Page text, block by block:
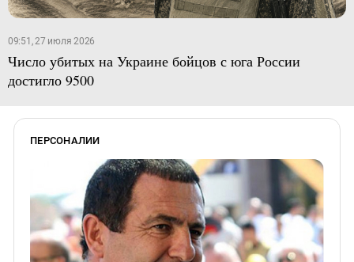
09:51, 27 июля 2026
Число убитых на Украине бойцов с юга России
достигло 9500
ПЕРСОНАЛИИ